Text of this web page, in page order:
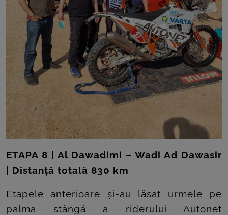
ETAPA 8 | Al Dawadimi – Wadi Ad Dawasir
| Distanță totală 830 km
Etapele anterioare și-au lăsat urmele pe
palma stângă a riderului Autonet